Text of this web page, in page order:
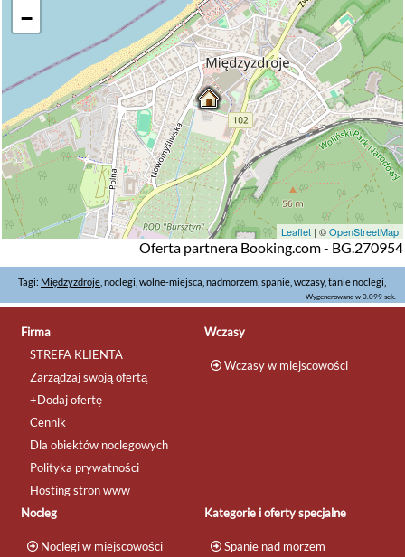
−
Leaflet | ©OpenStreetMap
Oferta partnera Booking.com - BG.270954
Tagi: Międzyzdroje , noclegi, wolne-miejsca, nadmorzem, spanie, wczasy, tanie noclegi,
Wygenerowano w 0.099 sek.
Firma
STREFA KLIENTA
Zarządzaj swoją ofertą
+Dodaj ofertę
Cennik
Dla obiektów noclegowych
Polityka prywatności
Hosting stron www
Wczasy
Wczasy w miejscowości
Nocleg
Noclegi w miejscowości
Kategorie i oferty specjalne
Spanie nad morzem